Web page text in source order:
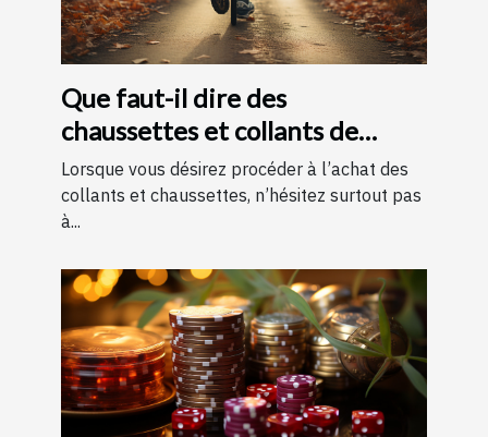
Que faut-il dire des
chaussettes et collants de
contention ?
Lorsque vous désirez procéder à l’achat des
collants et chaussettes, n’hésitez surtout pas
à...